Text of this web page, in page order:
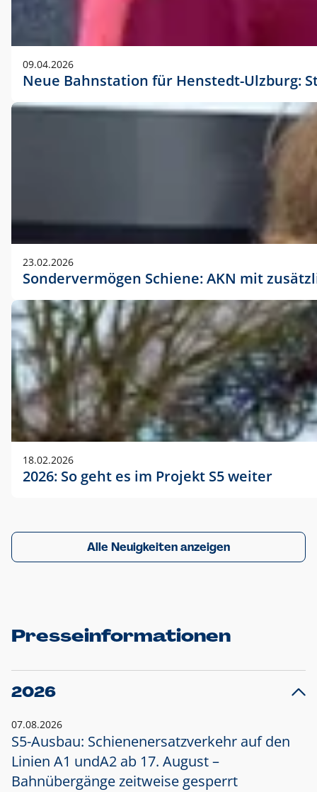
09.04.2026
Neue Bahnstation für Henstedt-Ulzburg:
23.02.2026
Sondervermögen Schiene: AKN mit
18.02.2026
2026: So geht es im Projekt S5 weiter
Alle Neuigkeiten anzeigen
Presseinformationen
2026
07.08.2026
S5-Ausbau: Schienenersatzverkehr auf den
Linien A1 undA2 ab 17. August –
Bahnübergänge zeitweise gesperrt